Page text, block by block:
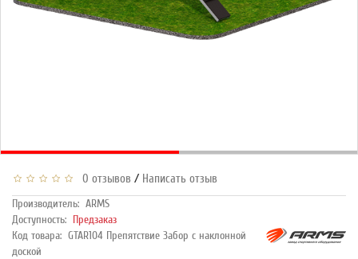
0 отзывов / Написать отзыв
Производитель: ARMS
Доступность: Предзаказ
Код товара: GTAR104 Препятствие Забор с наклонной
доской